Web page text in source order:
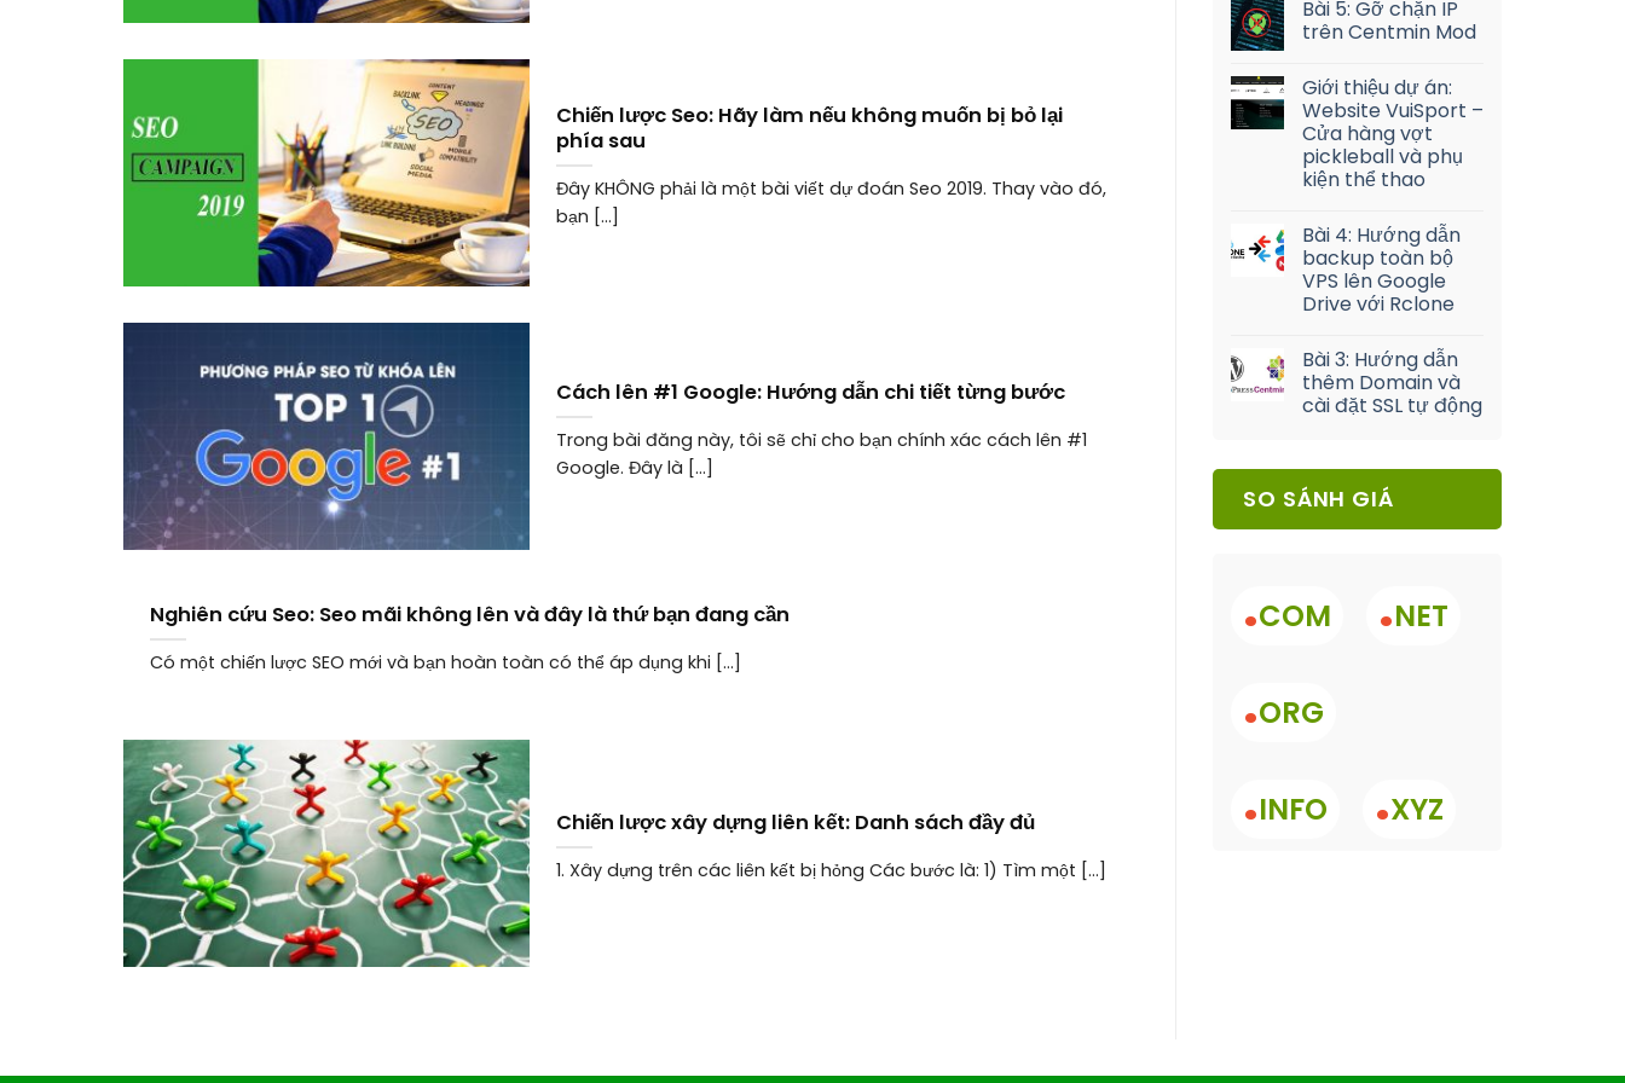
Chiến lược Seo: Hãy làm nếu không muốn bị bỏ lại
phía sau
Đây KHÔNG phải là một bài viết dự đoán Seo 2019. Thay vào đó,
bạn [...]
Cách lên #1 Google: Hướng dẫn chi tiết từng bước
Trong bài đăng này, tôi sẽ chỉ cho bạn chính xác cách lên #1
Google. Đây là [...]
Nghiên cứu Seo: Seo mãi không lên và đây là thứ bạn đang cần
Có một chiến lược SEO mới và bạn hoàn toàn có thể áp dụng khi [...]
Chiến lược xây dựng liên kết: Danh sách đầy đủ
1. Xây dựng trên các liên kết bị hỏng Các bước là: 1) Tìm một [...]
Bài 5: Gỡ chặn IP
trên Centmin Mod
Giới thiệu dự án:
Website VuiSport –
Cửa hàng vợt
pickleball và phụ
kiện thể thao
Bài 4: Hướng dẫn
backup toàn bộ
VPS lên Google
Drive với Rclone
Bài 3: Hướng dẫn
thêm Domain và
cài đặt SSL tự động
SO SÁNH GIÁ
.COM .NET
.ORG
.INFO .XYZ